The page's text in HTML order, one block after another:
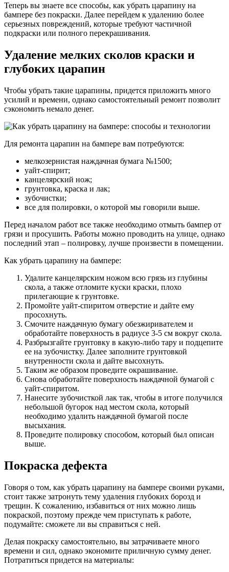
Теперь вы знаете все способы, как убрать царапину на
бампере без покраски. Далее перейдем к удалению более
серьезных повреждений, которые требуют частичной
подкраски или полного перекрашивания.
Удаление мелких сколов краски и
глубоких царапин
Чтобы убрать такие царапины, придется приложить много
усилий и времени, однако самостоятельный ремонт позволит
сэкономить немало денег.
Для ремонта царапин на бампере вам потребуются:
мелкозернистая наждачная бумага №1500;
уайт-спирит;
канцелярский нож;
грунтовка, краска и лак;
зубочистки;
все для полировки, о которой мы говорили выше.
Перед началом работ все также необходимо отмыть бампер от
грязи и просушить. Работы можно проводить на улице, однако
последний этап – полировку, лучше произвести в помещении.
Как убрать царапину на бампере:
Удалите канцелярским ножом всю грязь из глубины
скола, а также отломите куски краски, плохо
прилегающие к грунтовке.
Промойте уайт-спиритом отверстие и дайте ему
просохнуть.
Смочите наждачную бумагу обезжиривателем и
обработайте поверхность в радиусе 3-5 см вокруг скола.
Разбрызгайте грунтовку в какую-либо тару и подцепите
ее на зубочистку. Далее заполните грунтовкой
внутренности скола и дайте высохнуть.
Таким же образом проведите окрашивание.
Снова обработайте поверхность наждачной бумагой с
уайт-спиритом.
Нанесите зубочисткой лак так, чтобы в итоге получился
небольшой бугорок над местом скола, который
необходимо удалить наждачной бумагой после
высыхания.
Проведите полировку способом, который был описан
выше.
Покраска дефекта
Говоря о том, как убрать царапину на бампере своими руками,
стоит также затронуть тему удаления глубоких борозд и
трещин. К сожалению, избавиться от них можно лишь
покраской, поэтому прежде чем приступать к работе,
подумайте: сможете ли вы справиться с ней.
Делая покраску самостоятельно, вы затрачиваете много
времени и сил, однако экономите приличную сумму денег.
Потратиться придется на материалы: